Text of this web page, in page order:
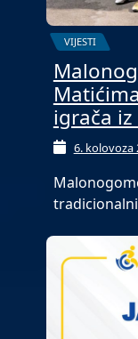
VIJESTI
igrača
6. kolovoza